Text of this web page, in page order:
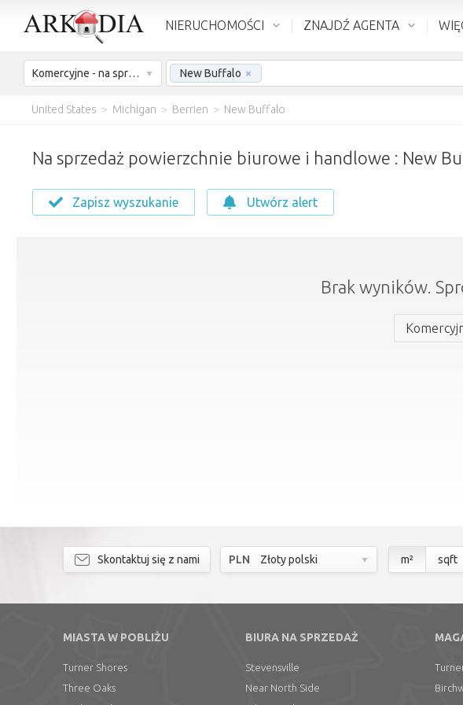
NIERUCHOMOŚCI ZNAJDŹ AGENTA
Komercyjne - na sprzedaż New Buffalo ×
United States > Michigan > Berrien > New Buffalo
Na sprzedaż powierzchnie biurowe i handlowe : New
Zapisz wyszukanie Utwórz alert
Brak wyników.
Skontaktuj się z nami PLN Złoty polski m² sqft
MIASTA W POBLIŻU
Turner Shores
Three Oaks
BIURA NA SPRZEDAŻ
Stevensville
Near North Side